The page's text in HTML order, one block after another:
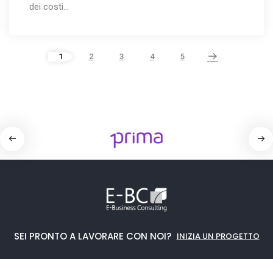
dei costi…
1 2 3 4 5
SEI PRONTO A LAVORARE CON NOI? INIZIA UN PROGETTO